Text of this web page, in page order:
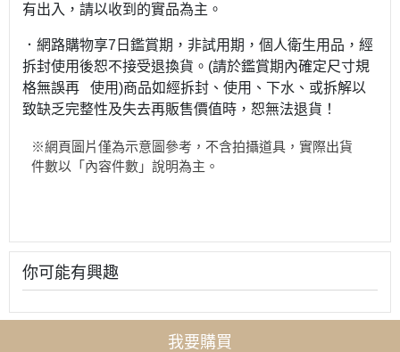
有出入，請以收到的實品為主。
．網路購物享7日鑑賞期，非試用期，個人衛生用品，經
拆封使用後恕不接受退換貨。(請於鑑賞期內確定尺寸規
格無誤再 使用)商品如經拆封、使用、下水、或拆解以
致缺乏完整性及失去再販售價值時，恕無法退貨！
※網頁圖片僅為示意圖參考，不含拍攝道具，實際出貨
件數以「內容件數」說明為主。
你可能有興趣
我要購買